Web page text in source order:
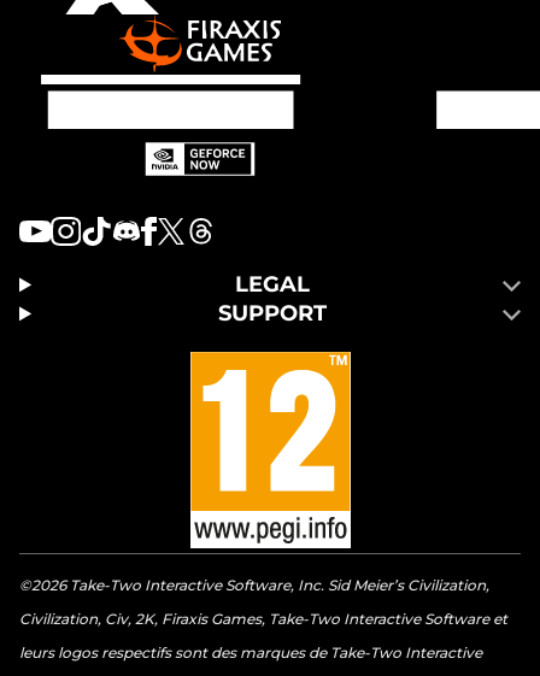
LEGAL
SUPPORT
©2026 Take-Two Interactive Software, Inc. Sid Meier’s Civilization,
Civilization, Civ, 2K, Firaxis Games, Take-Two Interactive Software et
leurs logos respectifs sont des marques de Take-Two Interactive